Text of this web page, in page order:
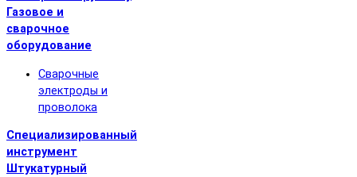
Газовое и
сварочное
оборудование
Сварочные
электроды и
проволока
Специализированный
инструмент
Штукатурный